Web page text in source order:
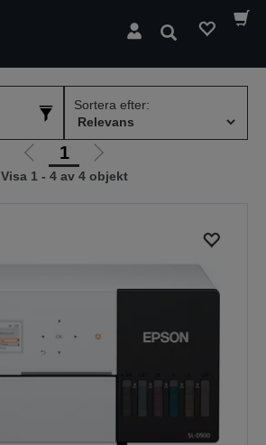
Sök
Sortera efter:
Gå
till
1
Gå
till
Visa 1 - 4 av 4 objekt